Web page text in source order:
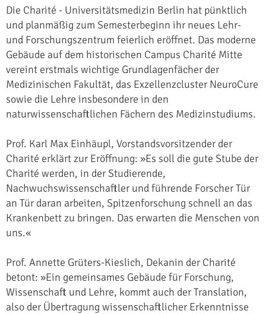
Die Charité - Universitätsmedizin Berlin hat pünktlich
und planmäßig zum Semesterbeginn ihr neues Lehr-
und Forschungszentrum feierlich eröffnet. Das moderne
Gebäude auf dem historischen Campus Charité Mitte
vereint erstmals wichtige Grundlagenfächer der
Medizinischen Fakultät, das Exzellenzcluster NeuroCure
sowie die Lehre insbesondere in den
naturwissenschaftlichen Fächern des Medizinstudiums.
Prof. Karl Max Einhäupl, Vorstandsvorsitzender der
Charité erklärt zur Eröffnung: »Es soll die gute Stube der
Charité werden, in der Studierende,
Nachwuchswissenschaftler und führende Forscher Tür
an Tür daran arbeiten, Spitzenforschung schnell an das
Krankenbett zu bringen. Das erwarten die Menschen von
uns.«
Prof. Annette Grüters-Kieslich, Dekanin der Charité
betont: »Ein gemeinsames Gebäude für Forschung,
Wissenschaft und Lehre, kommt auch der Translation,
also der Übertragung wissenschaftlicher Erkenntnisse